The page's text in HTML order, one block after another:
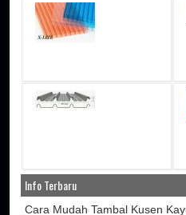
Info Terbaru
Cara Mudah Tambal Kusen